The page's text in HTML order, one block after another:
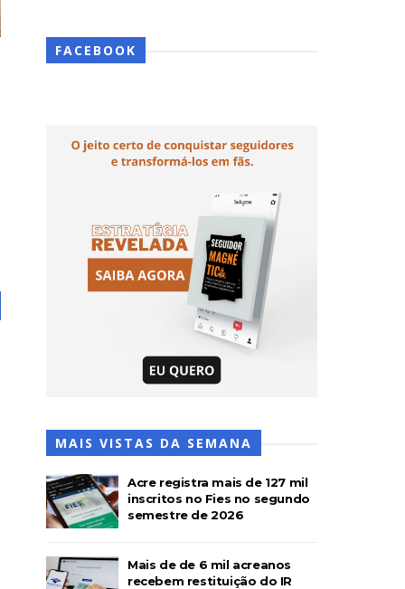
FACEBOOK
MAIS VISTAS DA SEMANA
Acre registra mais de 127 mil
inscritos no Fies no segundo
semestre de 2026
Mais de de 6 mil acreanos
recebem restituição do IR